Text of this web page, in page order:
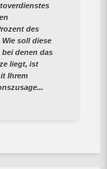
des
soll diese
denen das
liegt, ist
Ihrem